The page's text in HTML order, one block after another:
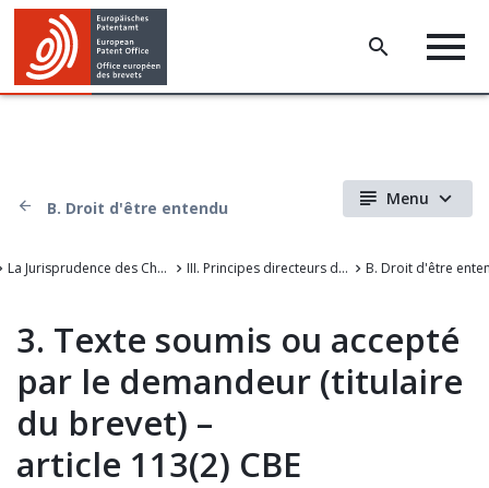
B. Droit d'être entendu Menu
La Jurisprudence des Chambres de recours de l'Office européen des brevets III. Principes directeurs de la procédure devant l'OEB B. Droit d'être
3. Texte soumis ou accepté
par le demandeur (titulaire
du brevet) –
article 113(2) CBE